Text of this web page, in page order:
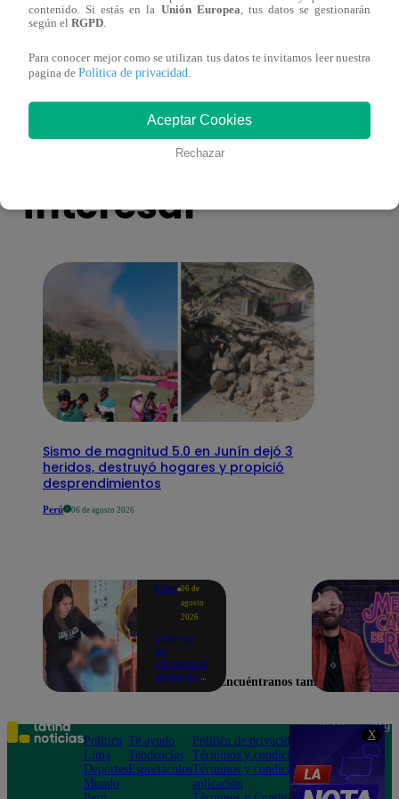
X
eres tú”: una historia de cartas y amor que
También te puede
interesar
Sismo de magnitud 5.0 en Junín dejó 3
heridos, destruyó hogares y propició
desprendimientos
Perú 06 de agosto 2026
Lima 06 de
agosto
2026
Captan
en
cámara la
agresión
niño con
autismo:
madre
denuncia
maltratos
contínuos
contenido. Si estás en la Unión Europea, tus datos se gestionarán
según el RGPD.
Para conocer mejor como se utilizan tus datos te invitamos leer nuestra
pagina de Política de privacidad.
Aceptar Cookies
Rechazar
Encuéntranos también en
Política
Lima
Deportes
Mundo
Te ayudo
Tendencias
Espectáculos
Política de privacidad
Términos y condiciones
Términos y condiciones
aplicación
Teléfono: 219
Av. San
Felipe 968
Jesús María